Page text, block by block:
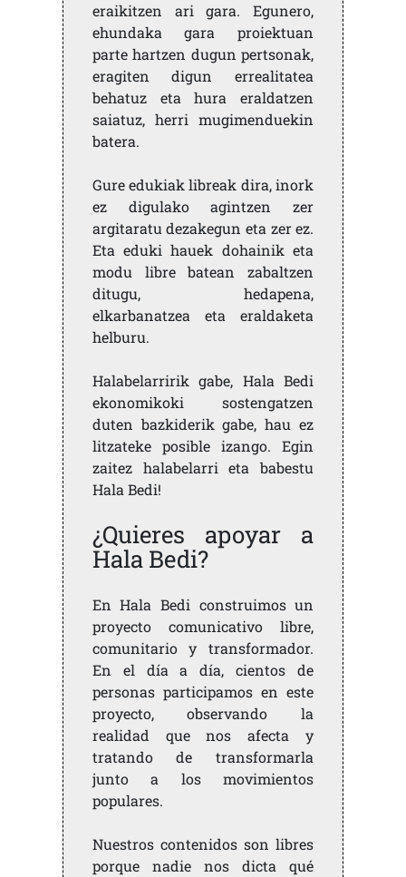
eraikitzen ari gara. Egunero,
ehundaka gara proiektuan
parte hartzen dugun pertsonak,
eragiten digun errealitatea
behatuz eta hura eraldatzen
saiatuz, herri mugimenduekin
batera.
Gure edukiak libreak dira, inork
ez digulako agintzen zer
argitaratu dezakegun eta zer ez.
Eta eduki hauek dohainik eta
modu libre batean zabaltzen
ditugu, hedapena,
elkarbanatzea eta eraldaketa
helburu.
Halabelarririk gabe, Hala Bedi
ekonomikoki sostengatzen
duten bazkiderik gabe, hau ez
litzateke posible izango. Egin
zaitez halabelarri eta babestu
Hala Bedi!
¿Quieres apoyar a
Hala Bedi?
En Hala Bedi construimos un
proyecto comunicativo libre,
comunitario y transformador.
En el día a día, cientos de
personas participamos en este
proyecto, observando la
realidad que nos afecta y
tratando de transformarla
junto a los movimientos
populares.
Nuestros contenidos son libres
porque nadie nos dicta qué